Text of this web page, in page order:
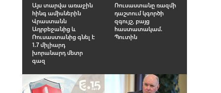
Այս տարվա առաջին
հինգ ամիսներին
Վրաստանն
Ադրբեջանից և
Ռուսաստանից գնել է
1.7 միլիարդ
խորանարդ մետր
գազ
Ռուսաստանը ռազմի
դաշտում կգործի
զգույշ, բայց
հաստատակամ.
Պուտին